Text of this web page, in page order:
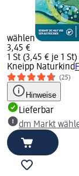
wählen
3,45 €
1 St (3,45 € je 1 St)
Kneipp Naturkind
(25)
Hinweise
Lieferbar
dm Markt